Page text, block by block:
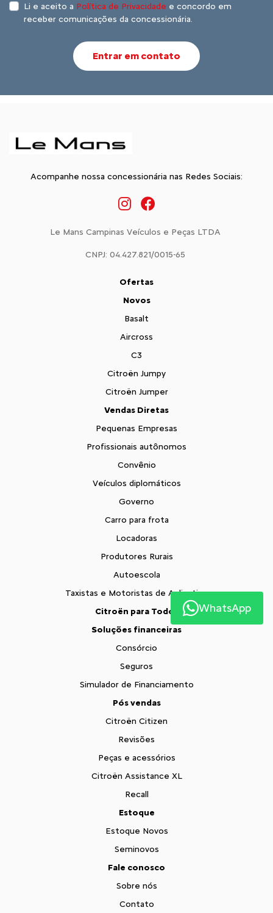
Li e aceito a Política de Privacidade e concordo em
receber comunicações da concessionária.
Entrar em contato
Acompanhe nossa concessionária nas Redes Sociais:
Le Mans Campinas Veículos e Peças LTDA
CNPJ: 04.427.821/0015-65
Ofertas
Novos
Basalt
Aircross
C3
Citroën Jumpy
Citroën Jumper
Vendas Diretas
Pequenas Empresas
Profissionais autônomos
Convênio
Veículos diplomáticos
Governo
Carro para frota
Locadoras
Produtores Rurais
Autoescola
Taxistas e Motoristas de Aplicativo
Citroën para Todos
Soluções financeiras
Consórcio
Seguros
Simulador de Financiamento
Pós vendas
Citroën Citizen
Revisões
Peças e acessórios
Citroën Assistance XL
Recall
Estoque
Estoque Novos
Seminovos
Fale conosco
Sobre nós
Contato
WhatsApp